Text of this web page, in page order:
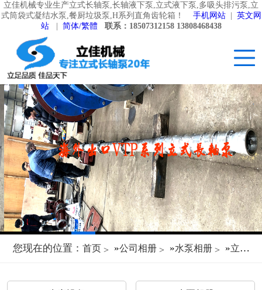
立佳机械专业生产立式长轴泵,长轴液下泵,立式液下泵,多吸头排污泵,立
式筒袋式凝结水泵,餐厨垃圾泵,H系列直角齿轮箱！ 手机网站| 英文网
站| 简体/繁體 联系：18507312158 13808468438
您现在的位置： 首页 »公司相册 »水泵相册 »立式长轴泵